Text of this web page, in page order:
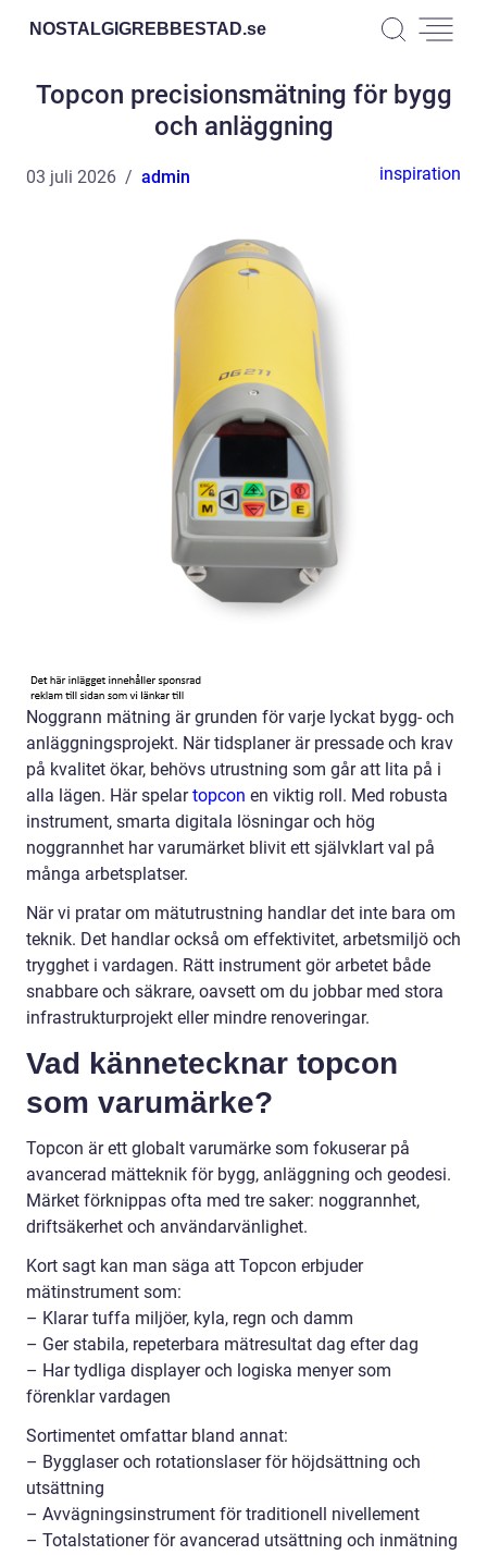
NOSTALGIGREBBESTAD.se
Topcon precisionsmätning för bygg
och anläggning
03 juli 2026 admin inspiration
Noggrann mätning är grunden för varje lyckat bygg- och
anläggningsprojekt. När tidsplaner är pressade och krav
på kvalitet ökar, behövs utrustning som går att lita på i
alla lägen. Här spelartopcon en viktig roll. Med robusta
instrument, smarta digitala lösningar och hög
noggrannhet har varumärket blivit ett självklart val på
många arbetsplatser.
När vi pratar om mätutrustning handlar det inte bara om
teknik. Det handlar också om effektivitet, arbetsmiljö och
trygghet i vardagen. Rätt instrument gör arbetet både
snabbare och säkrare, oavsett om du jobbar med stora
infrastrukturprojekt eller mindre renoveringar.
Vad kännetecknar topcon
som varumärke?
Topcon är ett globalt varumärke som fokuserar på
avancerad mätteknik för bygg, anläggning och geodesi.
Märket förknippas ofta med tre saker: noggrannhet,
driftsäkerhet och användarvänlighet.
Kort sagt kan man säga att Topcon erbjuder
mätinstrument som:
– Klarar tuffa miljöer, kyla, regn och damm
– Ger stabila, repeterbara mätresultat dag efter dag
– Har tydliga displayer och logiska menyer som
förenklar vardagen
Sortimentet omfattar bland annat:
– Bygglaser och rotationslaser för höjdsättning och
utsättning
– Avvägningsinstrument för traditionell nivellement
– Totalstationer för avancerad utsättning och inmätning